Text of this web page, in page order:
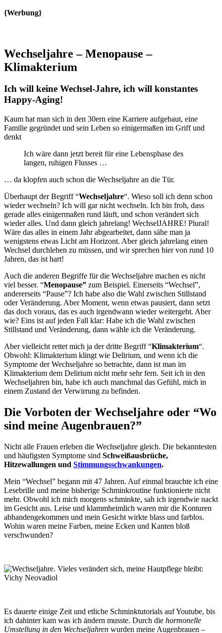
{Werbung}
Wechseljahre – Menopause –
Klimakterium
Ich will keine Wechsel-Jahre, ich will konstantes
Happy-Aging!
Kaum hat man sich in den 30ern eine Karriere aufgebaut, eine
Familie gegründet und sein Leben so einigermaßen im Griff und
denkt
Ich wäre dann jetzt bereit für eine Lebensphase des
langen, ruhigen Flusses …
… da klopfen auch schon die Wechseljahre an die Tür.
Überhaupt der Begriff “Wechseljahre“. Wieso soll ich denn schon
wieder wechseln? Ich will gar nicht wechseln. Ich bin froh, dass
gerade alles einigermaßen rund läuft, und schon verändert sich
wieder alles. Und dann gleich jahrelang! WechselJAHRE! Plural!
Wäre das alles in einem Jahr abgearbeitet, dann sähe man ja
wenigstens etwas Licht am Horizont. Aber gleich jahrelang einen
Wechsel durchleben zu müssen, und wir sprechen hier von rund 10
Jahren, das ist hart!
Auch die anderen Begriffe für die Wechseljahre machen es nicht
viel besser. “Menopause” zum Beispiel. Einerseits “Wechsel”,
andererseits “Pause”? Ich habe also die Wahl zwischen Stillstand
oder Veränderung. Aber Moment, wenn etwas pausiert, dann setzt
das doch voraus, das es auch irgendwann wieder weitergeht. Aber
wie? Eins ist auf jeden Fall klar: Habe ich die Wahl zwischen
Stillstand und Veränderung, dann wähle ich die Veränderung.
Aber vielleicht rettet mich ja der dritte Begriff “Klimakterium“.
Obwohl: Klimakterium klingt wie Delirium, und wenn ich die
Symptome der Wechseljahre so betrachte, dann ist man im
Klimakterium dem Delirium nicht mehr sehr fern. Seit ich in den
Wechseljahren bin, habe ich auch manchmal das Gefühl, mich in
einem Zustand der Verwirrung zu befinden.
Die Vorboten der Wechseljahre oder “Wo
sind meine Augenbrauen?”
Nicht alle Frauen erleben die Wechseljahre gleich. Die bekanntesten
und häufigsten Symptome sind Schweißausbrüche,
Hitzewallungen und Stimmungsschwankungen.
Mein “Wechsel” begann mit 47 Jahren. Auf einmal brauchte ich eine
Lesebrille und meine bisherige Schminkroutine funktionierte nicht
mehr. Obwohl ich mich morgens schminkte, sah ich irgendwie nackt
im Gesicht aus. Leise und klammheimlich waren mir die Konturen
abhandengekommen und mein Gesicht wirkte blass und farblos.
Wohin waren meine Farben, meine Ecken und Kanten bloß
verschwunden?
Es dauerte einige Zeit und etliche Schminktutorials auf Youtube, bis
ich dahinter kam was ich ändern musste. Durch die hormonelle
Umstellung in den Wechseljahren wurden meine Augenbrauen –